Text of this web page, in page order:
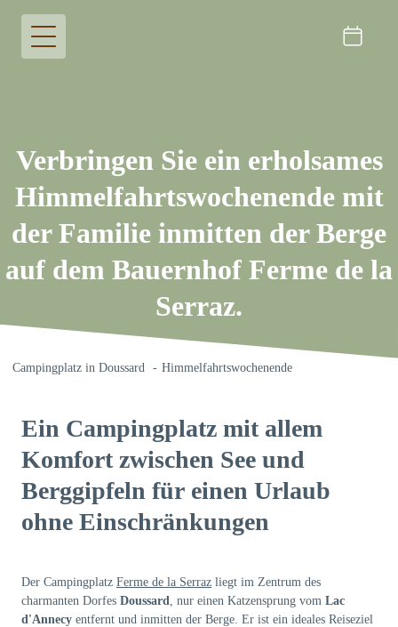
Verbringen Sie ein erholsames
Himmelfahrtswochenende mit
der Familie inmitten der Berge
auf dem Bauernhof Ferme de la
Serraz.
Campingplatz in Doussard Himmelfahrtswochenende
Ein Campingplatz mit allem
Komfort zwischen See und
Berggipfeln für einen Urlaub
ohne Einschränkungen
Der Campingplatz Ferme de la Serraz liegt im Zentrum des
charmanten Dorfes Doussard , nur einen Katzensprung vom Lac
d'Annecy entfernt und inmitten der Berge. Er ist ein ideales Reiseziel